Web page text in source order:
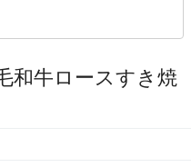
牛ロースすき焼